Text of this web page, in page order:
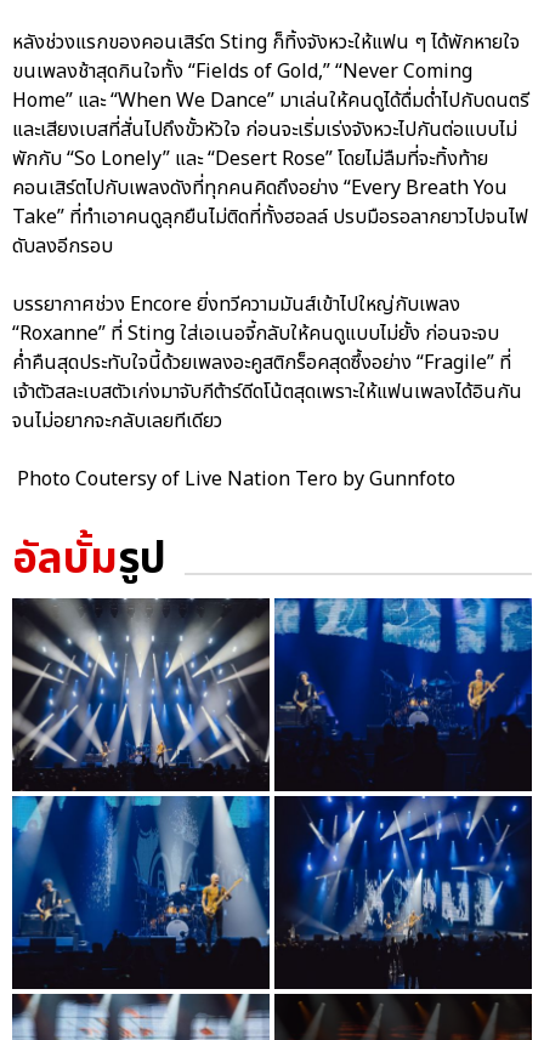
หลังช่วงแรกของคอนเสิร์ต Sting ก็ทิ้งจังหวะให้แฟน ๆ ได้พักหายใจ
ขนเพลงช้าสุดกินใจทั้ง “Fields of Gold,” “Never Coming
Home” และ “When We Dance” มาเล่นให้คนดูได้ดื่มด่ำไปกับดนตรี
และเสียงเบสที่สั่นไปถึงขั้วหัวใจ ก่อนจะเริ่มเร่งจังหวะไปกันต่อแบบไม่
พักกับ “So Lonely” และ “Desert Rose” โดยไม่ลืมที่จะทิ้งท้าย
คอนเสิร์ตไปกับเพลงดังที่ทุกคนคิดถึงอย่าง “Every Breath You
Take” ที่ทำเอาคนดูลุกยืนไม่ติดที่ทั้งฮอลล์ ปรบมือรอลากยาวไปจนไฟ
ดับลงอีกรอบ
บรรยากาศช่วง Encore ยิ่งทวีความมันส์เข้าไปใหญ่กับเพลง
“Roxanne” ที่ Sting ใส่เอเนอจี้กลับให้คนดูแบบไม่ยั้ง ก่อนจะจบ
ค่ำคืนสุดประทับใจนี้ด้วยเพลงอะคูสติกร็อคสุดซึ้งอย่าง “Fragile” ที่
เจ้าตัวสละเบสตัวเก่งมาจับกีต้าร์ดีดโน้ตสุดเพราะให้แฟนเพลงได้อินกัน
จนไม่อยากจะกลับเลยทีเดียว
Photo Coutersy of Live Nation Tero by Gunnfoto
อัลบั้มรูป